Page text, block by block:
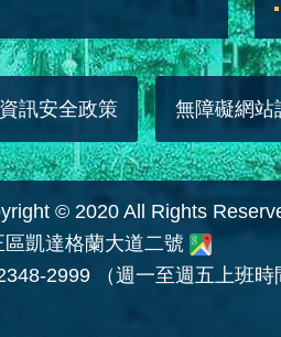
訊安全政策 無障礙網站
© 2020 All Rights
凱達格蘭大道二號
2999 （週一至週五上班時